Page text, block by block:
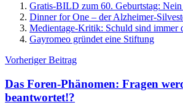
Gratis-BILD zum 60. Geburtstag: Nein
Dinner for One – der Alzheimer-
Medientage-Kritik: Schuld sind immer
Gayromeo gründet eine Stiftung
Beitragsnavigation
Vorheriger Beitrag
Das Foren-Phänomen: Fragen
beantwortet!?